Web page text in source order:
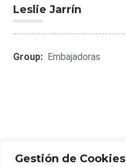
Gestión de Cookies
Leslie Jarrín
Group: Embajadoras
Chile.